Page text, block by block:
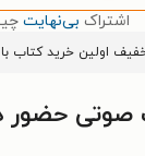
اشتراک بی‌نهایت
صوتی